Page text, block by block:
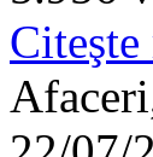
Citeşte